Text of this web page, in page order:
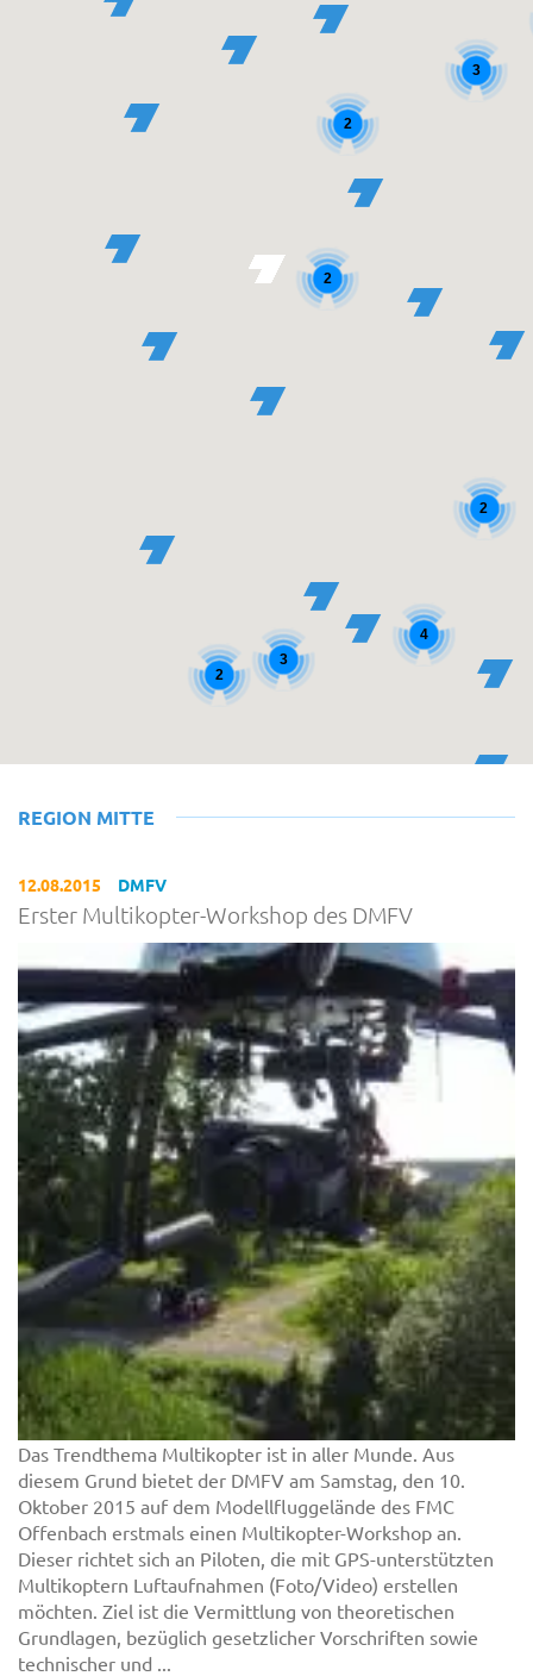
2
3
3
2
4
2
2
REGION MITTE
12.08.2015 DMFV
Erster Multikopter-Workshop des DMFV
Das Trendthema Multikopter ist in aller Munde. Aus
diesem Grund bietet der DMFV am Samstag, den 10.
Oktober 2015 auf dem Modellfluggelände des FMC
Offenbach erstmals einen Multikopter-Workshop an.
Dieser richtet sich an Piloten, die mit GPS-unterstützten
Multikoptern Luftaufnahmen (Foto/Video) erstellen
möchten. Ziel ist die Vermittlung von theoretischen
Grundlagen, bezüglich gesetzlicher Vorschriften sowie
technischer und ...